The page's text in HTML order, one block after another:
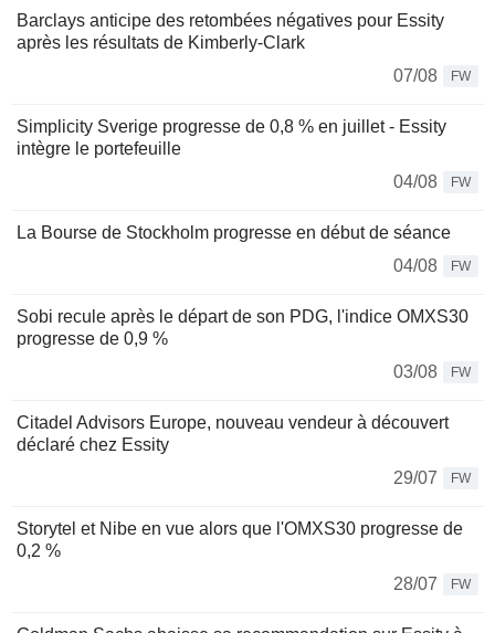
Barclays anticipe des retombées négatives pour Essity
après les résultats de Kimberly-Clark
07/08
FW
Simplicity Sverige progresse de 0,8 % en juillet - Essity
intègre le portefeuille
04/08
FW
La Bourse de Stockholm progresse en début de séance
04/08
FW
Sobi recule après le départ de son PDG, l'indice OMXS30
progresse de 0,9 %
03/08
FW
Citadel Advisors Europe, nouveau vendeur à découvert
déclaré chez Essity
29/07
FW
Storytel et Nibe en vue alors que l'OMXS30 progresse de
0,2 %
28/07
FW